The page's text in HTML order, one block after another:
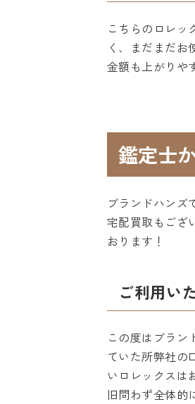
こちらのロレッ
く、まだまだ
金額も上がりや
鑑定士
ブランドハンズ
宅配買取もござ
おります！
ご利用い
この度はブラン
ていた所弊社の
いロレックスは
旧問わず全体的